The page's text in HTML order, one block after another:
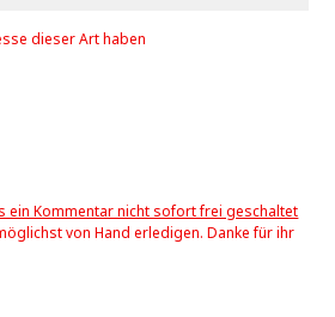
dieser Art haben
ein Kommentar nicht sofort frei geschaltet
von Hand erledigen. Danke für ihr